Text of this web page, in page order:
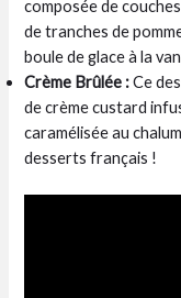
composée de
de tranches de
boule de glace à la
Crème Brûlée :Ce
de crème custard
caramélisée au
desserts français !